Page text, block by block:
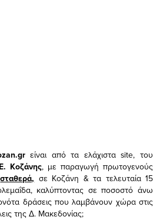
είναι από τα ελάχισταsite, του
Κοζάνης, με παραγωγή πρωτογενούς
σταθερά, σε Κοζάνη & τα τελευταία 15
καλύπτοντας σε ποσοστό άνω
δράσεις που λαμβάνουν χώρα στις
της Δ. Μακεδονίας;